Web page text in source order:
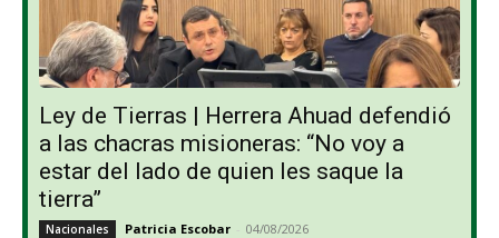
Ley de Tierras | Herrera Ahuad defendió
a las chacras misioneras: “No voy a
estar del lado de quien les saque la
tierra”
Nacionales Patricia Escobar - 04/08/2026